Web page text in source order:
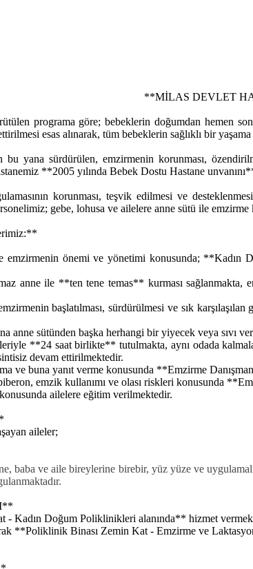
BEBEK
programa göre; bebeklerin doğumdan hemen
esas alınarak, tüm bebeklerin sağlıklı bir yaşama
bu yana sürdürülen, emzirmenin korunması,
**2005 yılında Bebek Dostu Hastane
korunması, teşvik edilmesi ve
gebe, lohusa ve ailelere anne sütü ile
emzirmenin önemi ve yönetimi konusunda;
anne ile **ten tene temas** kurması sağlanmakta,
başlatılması, sürdürülmesi ve sık
anne sütünden başka herhangi bir yiyecek veya sıvı
**24 saat birlikte** tutulmakta, aynı odada
devam ettirilmektedir.
ve buna yanıt verme konusunda **Emzirme
emzik kullanımı ve olası riskleri konusunda
ailelere eğitim verilmektedir.
aileler;
baba ve aile bireylerine birebir, yüz yüze ve
- Kadın Doğum Poliklinikleri alanında** hizmet
**Poliklinik Binası Zemin Kat - Emzirme ve